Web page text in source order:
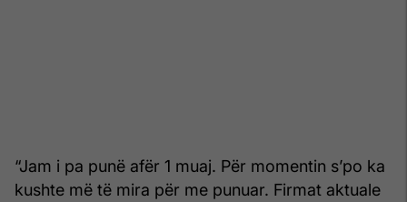
“Jam i pa punë afër 1 muaj. Për momentin s’po ka
kushte më të mira për me punuar. Firmat aktuale